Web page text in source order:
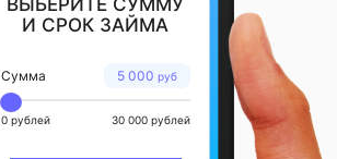
ВЫБЕРИТЕ СУММУ
И СРОК ЗАЙМА
5 000 руб
Сумма
0 рублей 30 000 рублей